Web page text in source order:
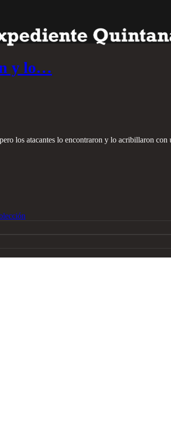
y lo…
los atacantes lo encontraron y lo acribillaron con